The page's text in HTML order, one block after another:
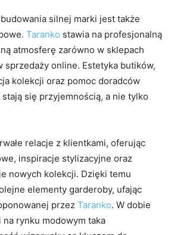
silnej marki jest także
Taranko stawia na profesjonalną
atmosferę zarówno w sklepach
sprzedaży online. Estetyka butików,
kolekcji oraz pomoc doradców
się przyjemnością, a nie tylko
relacje z klientkami, oferując
inspiracje stylizacyjne oraz
nowych kolekcji. Dzięki temu
elementy garderoby, ufając
przez Taranko. W dobie
rynku modowym taka